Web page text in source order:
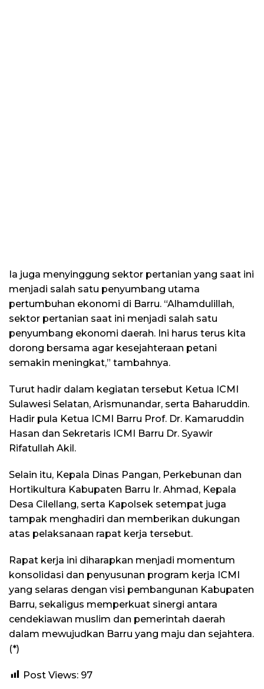
Ia juga menyinggung sektor pertanian yang saat ini
menjadi salah satu penyumbang utama
pertumbuhan ekonomi di Barru. “Alhamdulillah,
sektor pertanian saat ini menjadi salah satu
penyumbang ekonomi daerah. Ini harus terus kita
dorong bersama agar kesejahteraan petani
semakin meningkat,” tambahnya.
Turut hadir dalam kegiatan tersebut Ketua ICMI
Sulawesi Selatan, Arismunandar, serta Baharuddin.
Hadir pula Ketua ICMI Barru Prof. Dr. Kamaruddin
Hasan dan Sekretaris ICMI Barru Dr. Syawir
Rifatullah Akil.
Selain itu, Kepala Dinas Pangan, Perkebunan dan
Hortikultura Kabupaten Barru Ir. Ahmad, Kepala
Desa Cilellang, serta Kapolsek setempat juga
tampak menghadiri dan memberikan dukungan
atas pelaksanaan rapat kerja tersebut.
Rapat kerja ini diharapkan menjadi momentum
konsolidasi dan penyusunan program kerja ICMI
yang selaras dengan visi pembangunan Kabupaten
Barru, sekaligus memperkuat sinergi antara
cendekiawan muslim dan pemerintah daerah
dalam mewujudkan Barru yang maju dan sejahtera.
(*)
Post Views: 97